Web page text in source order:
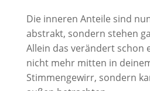
Die inneren Anteile sind
abstrakt, sondern stehen
Allein das verändert schon
nicht mehr mitten in
Stimmengewirr, sondern